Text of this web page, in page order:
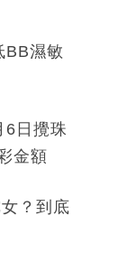
BB濕敏
6日攪珠
金額
？到底